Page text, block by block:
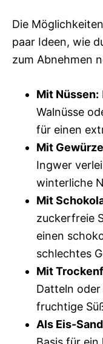
Die
paar Ideen, wie
zum Abnehmen
Mit Nüssen:
Walnüsse
für einen
Mit
Ingwer
winterliche
Mit
zuckerfreie
einen
schlechtes
Mit
Datteln
fruchtige
Als Eis-